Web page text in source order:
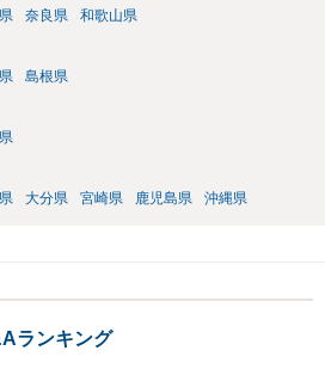
奈良県 和歌山県
島根県
大分県 宮崎県 鹿児島県 沖縄県
ランキング